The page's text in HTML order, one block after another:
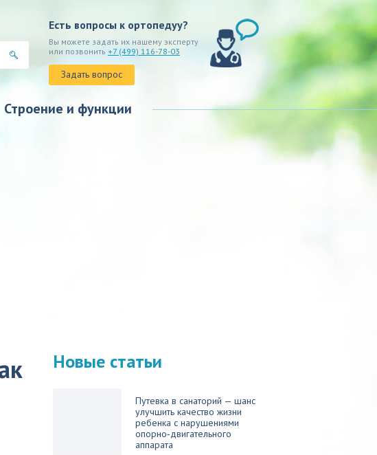
Есть вопросы к ортопедуу?
Вы можете задать их нашему эксперту
или позвонить +7 (499) 116-78-03
Задать вопрос
Строение и функции
Новые статьи
Путевка в санаторий — шанс
улучшить качество жизни
ребенка с нарушениями
опорно‑двигательного
аппарата